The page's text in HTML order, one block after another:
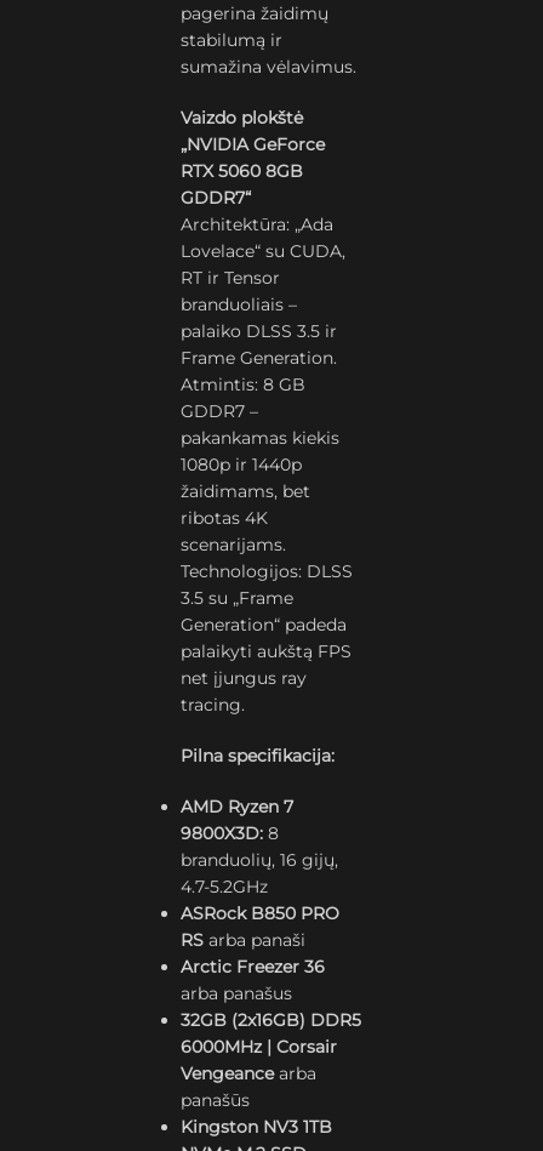
pagerina žaidimų
stabilumą ir
sumažina vėlavimus.
Vaizdo plokštė
„NVIDIA GeForce
RTX 5060 8GB
GDDR7“
Architektūra: „Ada
Lovelace“ su CUDA,
RT ir Tensor
branduoliais –
palaiko DLSS 3.5 ir
Frame Generation.
Atmintis: 8 GB
GDDR7 –
pakankamas kiekis
1080p ir 1440p
žaidimams, bet
ribotas 4K
scenarijams.
Technologijos: DLSS
3.5 su „Frame
Generation“ padeda
palaikyti aukštą FPS
net įjungus ray
tracing.
Pilna specifikacija:
AMD Ryzen 7
9800X3D:8
branduolių, 16 gijų,
4.7-5.2GHz
ASRock B850 PRO
RS arba panaši
Arctic Freezer 36
arba panašus
32GB (2x16GB) DDR5
6000MHz | Corsair
Vengeancearba
panašūs
Kingston NV3 1TB